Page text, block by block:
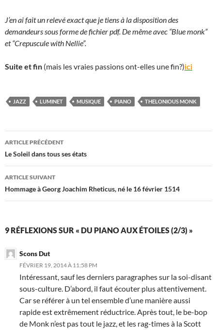
J’en ai fait un relevé exact que je tiens à la disposition des
demandeurs sous forme de fichier pdf. De même avec “Blue monk”
et “Crepuscule with Nellie”.
Suite et fin (mais les vraies passions ont-elles une fin?)ici
JAZZ LUMINET MUSIQUE PIANO THELONIOUS MONK
Navigation
des
articles
ARTICLE PRÉCÉDENT
Le Soleil dans tous ses états
ARTICLE SUIVANT
Hommage à Georg Joachim Rheticus, né le 16 février 1514
9 RÉFLEXIONS SUR « DU PIANO AUX ÉTOILES (2/3) »
Scons Dut
FÉVRIER 19, 2014 À 11:58 PM
Intéressant, sauf les derniers paragraphes sur la soi-disant
sous-culture. D’abord, il faut écouter plus attentivement.
Car se référer à un tel ensemble d’une manière aussi
rapide est extrêmement réductrice. Après tout, le be-bop
de Monk n’est pas tout le jazz, et les rag-times à la Scott